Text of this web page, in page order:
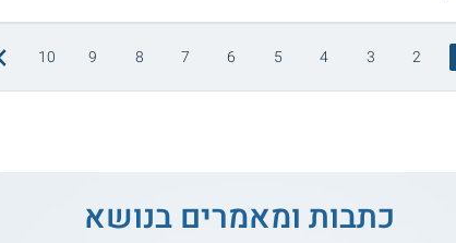
2
3
4
5
6
7
8
9
10
כתבות ומאמרים בנושא